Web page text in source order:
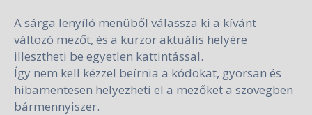
A sárga lenyíló menüből válassza ki a kívánt
változó mezőt, és a kurzor aktuális helyére
illesztheti be egyetlen kattintással.
Így nem kell kézzel beírnia a kódokat, gyorsan és
hibamentesen helyezheti el a mezőket a szövegben
bármennyiszer.